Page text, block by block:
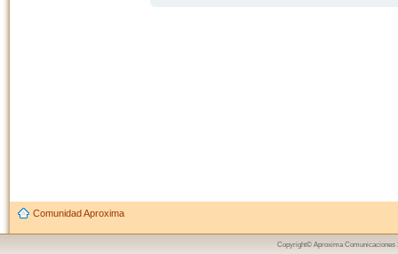
Comunidad Aproxima
Copyright© Aproxima Comunicaciones